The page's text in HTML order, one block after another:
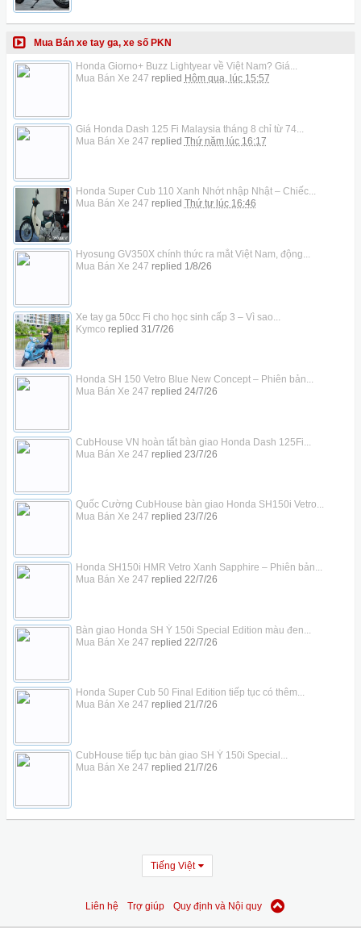
Mua Bán xe tay ga, xe số PKN
Honda Giorno+ Buzz Lightyear về Việt Nam? Giá...
Mua Bán Xe 247 replied Hôm qua, lúc 15:57
Giá Honda Dash 125 Fi Malaysia tháng 8 chỉ từ 74...
Mua Bán Xe 247 replied Thứ năm lúc 16:17
Honda Super Cub 110 Xanh Nhớt nhập Nhật – Chiếc...
Mua Bán Xe 247 replied Thứ tư lúc 16:46
Hyosung GV350X chính thức ra mắt Việt Nam, động...
Mua Bán Xe 247 replied 1/8/26
Xe tay ga 50cc Fi cho học sinh cấp 3 – Vì sao...
Kymco replied 31/7/26
Honda SH 150 Vetro Blue New Concept – Phiên bản...
Mua Bán Xe 247 replied 24/7/26
CubHouse VN hoàn tất bàn giao Honda Dash 125Fi...
Mua Bán Xe 247 replied 23/7/26
Quốc Cường CubHouse bàn giao Honda SH150i Vetro...
Mua Bán Xe 247 replied 23/7/26
Honda SH150i HMR Vetro Xanh Sapphire – Phiên bản...
Mua Bán Xe 247 replied 22/7/26
Bàn giao Honda SH Ý 150i Special Edition màu đen...
Mua Bán Xe 247 replied 22/7/26
Honda Super Cub 50 Final Edition tiếp tục có thêm...
Mua Bán Xe 247 replied 21/7/26
CubHouse tiếp tục bàn giao SH Ý 150i Special...
Mua Bán Xe 247 replied 21/7/26
Tiếng Việt
Liên hệ Trợ giúp Quy định và Nội quy